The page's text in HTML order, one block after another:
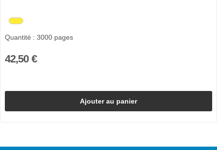
Quantité : 3000 pages
42,50 €
Ajouter au panier